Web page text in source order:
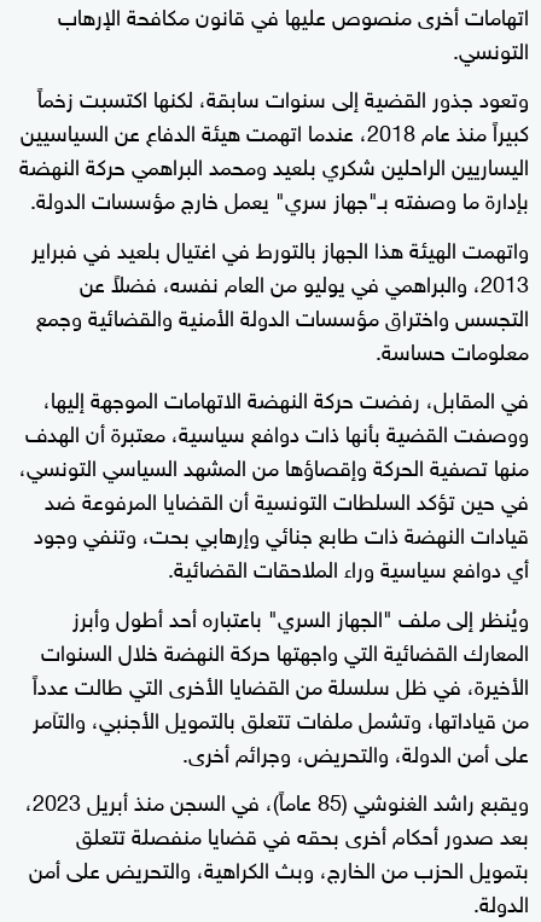
اتهامات أخرى منصوص عليها في قانون مكافحة الإرهاب
التونسي.
وتعود جذور القضية إلى سنوات سابقة، لكنها اكتسبت زخماً
كبيراً منذ عام 2018، عندما اتهمت هيئة الدفاع عن السياسيين
اليساريين الراحلين شكري بلعيد ومحمد البراهمي حركة النهضة
بإدارة ما وصفته بـ"جهاز سري" يعمل خارج مؤسسات الدولة.
واتهمت الهيئة هذا الجهاز بالتورط في اغتيال بلعيد في فبراير
2013، والبراهمي في يوليو من العام نفسه، فضلاً عن
التجسس واختراق مؤسسات الدولة الأمنية والقضائية وجمع
معلومات حساسة.
في المقابل، رفضت حركة النهضة الاتهامات الموجهة إليها،
ووصفت القضية بأنها ذات دوافع سياسية، معتبرة أن الهدف
منها تصفية الحركة وإقصاؤها من المشهد السياسي التونسي،
في حين تؤكد السلطات التونسية أن القضايا المرفوعة ضد
قيادات النهضة ذات طابع جنائي وإرهابي بحت، وتنفي وجود
أي دوافع سياسية وراء الملاحقات القضائية.
ويُنظر إلى ملف "الجهاز السري" باعتباره أحد أطول وأبرز
المعارك القضائية التي واجهتها حركة النهضة خلال السنوات
الأخيرة، في ظل سلسلة من القضايا الأخرى التي طالت عدداً
من قياداتها، وتشمل ملفات تتعلق بالتمويل الأجنبي، والتآمر
على أمن الدولة، والتحريض، وجرائم أخرى.
ويقبع راشد الغنوشي (85 عاماً)، في السجن منذ أبريل 2023،
بعد صدور أحكام أخرى بحقه في قضايا منفصلة تتعلق
بتمويل الحزب من الخارج، وبث الكراهية، والتحريض على أمن
الدولة.